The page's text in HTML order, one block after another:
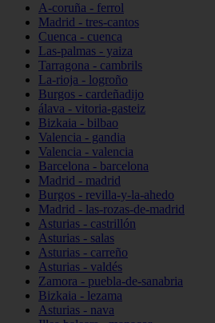
A-coruña - ferrol
Madrid - tres-cantos
Cuenca - cuenca
Las-palmas - yaiza
Tarragona - cambrils
La-rioja - logroño
Burgos - cardeñadijo
álava - vitoria-gasteiz
Bizkaia - bilbao
Valencia - gandia
Valencia - valencia
Barcelona - barcelona
Madrid - madrid
Burgos - revilla-y-la-ahedo
Madrid - las-rozas-de-madrid
Asturias - castrillón
Asturias - salas
Asturias - carreño
Asturias - valdés
Zamora - puebla-de-sanabria
Bizkaia - lezama
Asturias - nava